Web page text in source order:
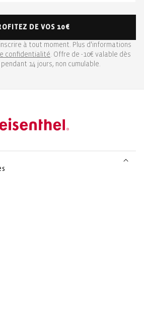
DE VOS 10€
à tout moment. Plus d'informations
confidentialité . Offre de -10€ valable dès
14 jours, non cumulable.